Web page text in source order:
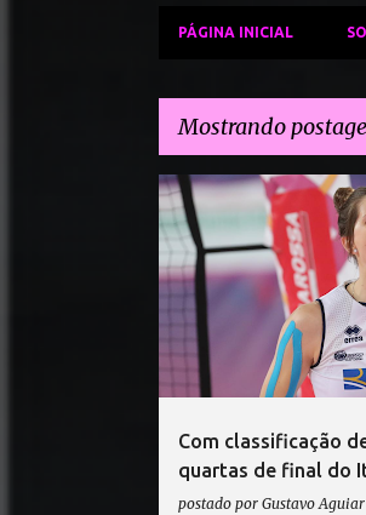
PÁGINA INICIAL
Mostrando
P
o
s
a
Com classificação
quartas de final do
postado por Gustavo Aguiar
REALE MUTUA FENERA